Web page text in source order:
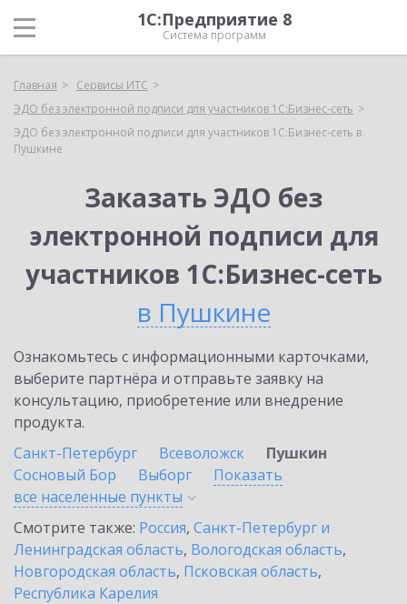
1С:Предприятие 8
Система программ
Главная
Сервисы ИТС
ЭДО без электронной подписи для участников 1С:Бизнес-сеть
ЭДО без электронной подписи для участников 1С:Бизнес-сеть в
Пушкине
Заказать ЭДО без
электронной подписи для
участников 1С:Бизнес-сеть
в Пушкине
Ознакомьтесь с информационными карточками,
выберите партнёра и отправьте заявку на
консультацию, приобретение или внедрение
продукта.
Санкт-Петербург
Всеволожск
Пушкин
Сосновый Бор
Выборг
Показать
все населенные пункты
Смотрите также: Россия, Санкт-Петербург и
Ленинградская область, Вологодская область,
Новгородская область, Псковская область,
Республика Карелия